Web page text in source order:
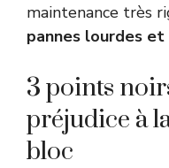
maintenance très
pannes lourdes
3 points
préjudice à
bloc